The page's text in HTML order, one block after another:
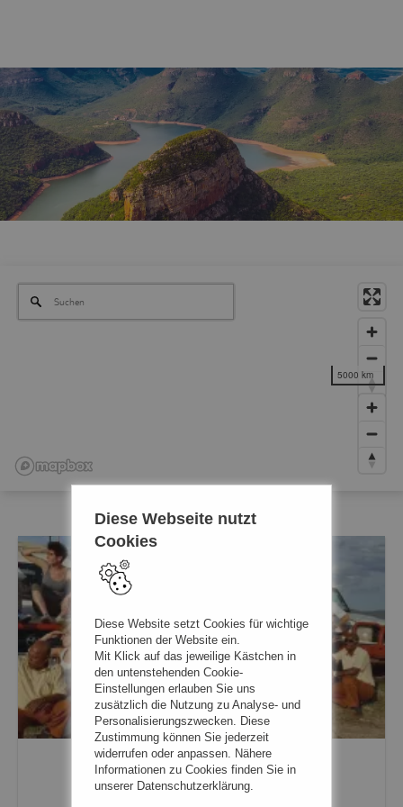
5000 km
Karibu in Kenia
Diese Webseite nutzt
Cookies
Diese Website setzt Cookies für wichtige
Funktionen der Website ein.
Mit Klick auf das jeweilige Kästchen in
den untenstehenden Cookie-
Einstellungen erlauben Sie uns
zusätzlich die Nutzung zu Analyse- und
Personalisierungszwecken. Diese
Zustimmung können Sie jederzeit
widerrufen oder anpassen. Nähere
Informationen zu Cookies finden Sie in
unserer Datenschutzerklärung.